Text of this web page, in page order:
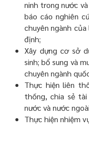
ninh trong nước
báo cáo nghiên
chuyên ngành
định;
Xây dựng cơ sở
sinh; bổ sung và
chuyên ngành
Thực hiện liên
thống, chia sẻ
nước và nước
Thực hiện nhiệm